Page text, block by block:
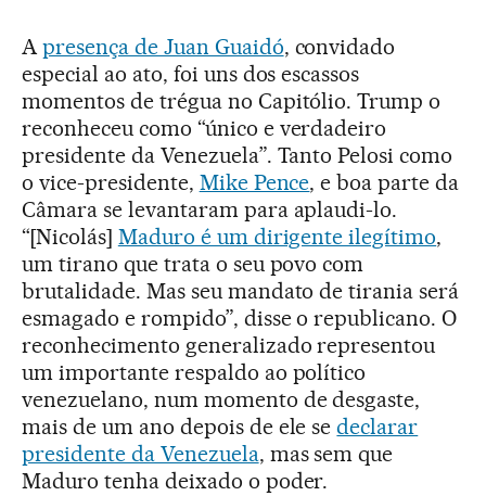
Apresença de Juan Guaidó, convidado
especial ao ato, foi uns dos escassos
momentos de trégua no Capitólio. Trump o
reconheceu como “único e verdadeiro
presidente da Venezuela”. Tanto Pelosi como
o vice-presidente, Mike Pence, e boa parte da
Câmara se levantaram para aplaudi-lo.
“[Nicolás] Maduro é um dirigente ilegítimo,
um tirano que trata o seu povo com
brutalidade. Mas seu mandato de tirania será
esmagado e rompido”, disse o republicano. O
reconhecimento generalizado representou
um importante respaldo ao político
venezuelano, num momento de desgaste,
mais de um ano depois de ele sedeclarar
presidente da Venezuela, mas sem que
Maduro tenha deixado o poder.